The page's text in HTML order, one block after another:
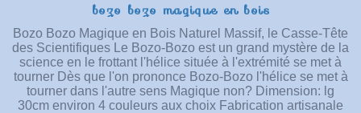
bozo bozo magique en bois
Bozo Bozo Magique en Bois Naturel Massif, le Casse-Tête
des Scientifiques Le Bozo-Bozo est un grand mystère de la
science en le frottant l'hélice située à l'extrémité se met à
tourner Dès que l'on prononce Bozo-Bozo l'hélice se met à
tourner dans l'autre sens Magique non? Dimension: lg
30cm environ 4 couleurs aux choix Fabrication artisanale